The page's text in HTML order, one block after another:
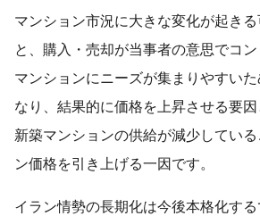
マンション市況に大きな変化が起き
と、購入・売却が当事者の意思でコ
マンションにニーズが集まりやすい
なり、結果的に価格を上昇させる要因
新築マンションの供給が減少してい
ン価格を引き上げる一因です。
イラン情勢の長期化は今後本格化す